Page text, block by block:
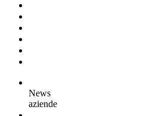
News
aziende